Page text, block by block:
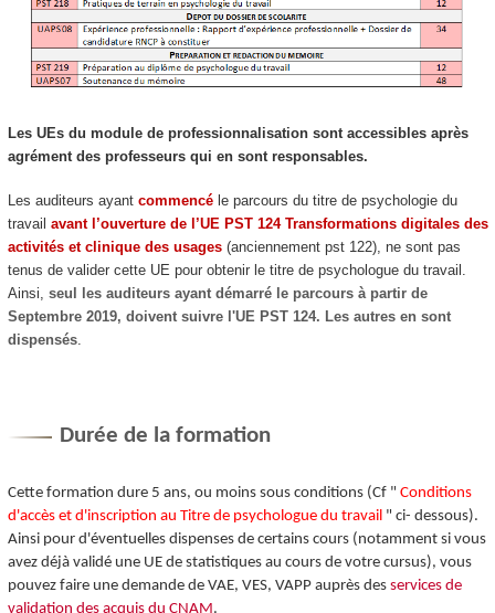
Les UEs du module de professionnalisation sont accessibles après
agrémentdes professeurs qui en sont responsables.
Les auditeurs ayant commencéle parcours du titre de psychologie du
travail avant l’ouverture de l’UE PST 124 Transformations digitales des
activités et clinique des usages(anciennement pst 122), ne sont pas
tenus de valider cette UE pour obtenir le titre de psychologue du travail.
Ainsi, seul les auditeurs ayant démarré le parcours à partir de
Septembre 2019, doivent suivre l'UE PST 124. Les autres en sont
dispensés.
Durée de la formation
Cette formation dure 5 ans, ou moins sous conditions (Cf " Conditions
d'accès et d'inscription au Titre de psychologue du travail " ci- dessous).
Ainsi pour d'éventuelles dispenses de certains cours (notamment si vous
avez déjà validé une UE de statistiques au cours de votre cursus), vous
pouvez faire une demande de VAE, VES, VAPPauprès des services de
validation des acquis du CNAM .